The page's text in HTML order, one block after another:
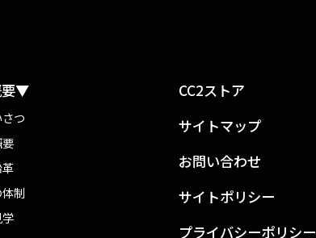
要▼
つ
制
CC2ストア
サイトマップ
お問い合わせ
サイトポリシー
プライバシーポリシー